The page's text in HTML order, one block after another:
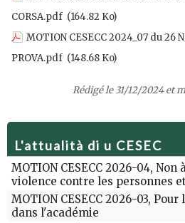
CORSA.pdf (164.82 Ko)
MOTION CESECC 2024_07 du 26
PROVA.pdf (148.68 Ko)
Rédigé le 31/12/2024 et
L'attualità di u CESEC
MOTION CESECC 2026-04,
violence contre les personnes
MOTION CESECC 2026-03,
dans l'académie